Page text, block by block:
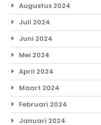
Augustus 2024
Juli 2024
Juni 2024
Mei 2024
April 2024
Maart 2024
Februari 2024
Januari 2024